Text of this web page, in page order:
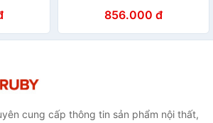
Trang
Điều Chỉnh Ánh Sáng Vàng
Trang Trí Quán Cà Phê Quán
Bar
856.000 đ
cung cấp thông tin sản phẩm nội thất,